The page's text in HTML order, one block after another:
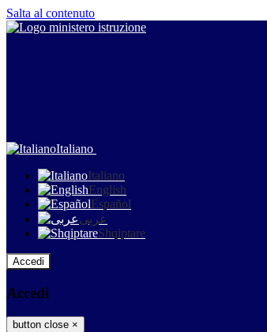
Salta al contenuto
Italiano
Italiano
English
Español
عربى
Shqiptare
Accedi
Accedi
button close ×